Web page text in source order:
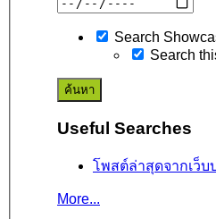
Search
Search
Useful Searches
โพสต์ล่าสุดจากเว็บ
More...